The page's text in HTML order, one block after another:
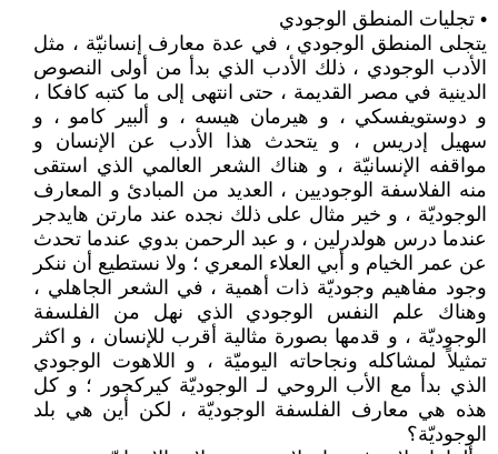
• تجليات المنطق الوجودي
يتجلى المنطق الوجودي ، في عدة معارف إنسانيّة ، مثل
الأدب الوجودي ، ذلك الأدب الذي بدأ من أولى النصوص
الدينية في مصر القديمة ، حتى انتهى إلى ما كتبه كافكا ،
و دوستويفسكي ، و هيرمان هيسه ، و ألبير كامو ، و
سهيل إدريس ، و يتحدث هذا الأدب عن الإنسان و
مواقفه الإنسانيّة ، و هناك الشعر العالمي الذي استقى
منه الفلاسفة الوجوديين ، العديد من المبادئ و المعارف
الوجوديّة ، و خير مثال على ذلك نجده عند مارتن هايدجر
عندما درس هولدرلين ، و عبد الرحمن بدوي عندما تحدث
عن عمر الخيام و أبي العلاء المعري ؛ ولا نستطيع أن ننكر
وجود مفاهيم وجوديّة ذات أهمية ، في الشعر الجاهلي ،
وهناك علم النفس الوجودي الذي نهل من الفلسفة
الوجوديّة ، و قدمها بصورة مثالية أقرب للإنسان ، و اكثر
تمثيلاً لمشاكله ونجاحاته اليوميّة ، و اللاهوت الوجودي
الذي بدأ مع الأب الروحي لـ الوجوديّة كيركجور ؛ و كل
هذه هي معارف الفلسفة الوجوديّة ، لكن أين هي بلد
الوجوديّة؟